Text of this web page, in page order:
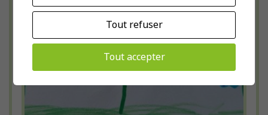
Tout refuser
Tout accepter